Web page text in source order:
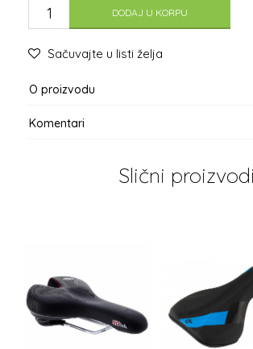
DODAJ U KORPU
Sačuvajte u listi želja
O proizvodu
Komentari
Slični proizvodi